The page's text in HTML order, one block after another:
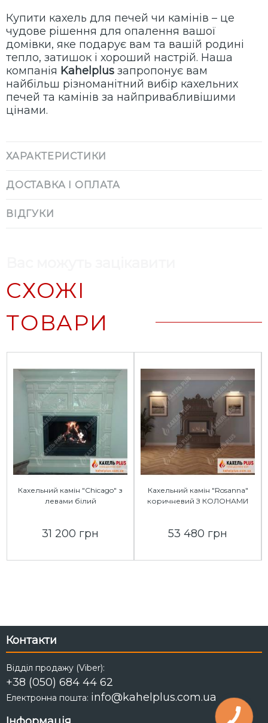
Купити кахель для печей чи камінів – це
чудове рішення для опалення вашої
домівки, яке подарує вам та вашій родині
тепло, затишок і хороший настрій. Наша
компанія Kahelplus запропонує вам
найбільш різноманітний вибір кахельних
печей та камінів за найпривабливішими
цінами.
ХАРАКТЕРИСТИКИ
ДОСТАВКА І ОПЛАТА
ВІДГУКИ
СХОЖІ
ТОВАРИ
Кахельний камін "Chicago" з
левами білий
31 200 грн
Кахельний камін "Rosanna"
коричневий З КОЛОНАМИ
53 480 грн
Контакти
Відділ продажу (Viber):
+38 (050) 684 44 62
Електронна пошта: info@kahelplus.com.ua